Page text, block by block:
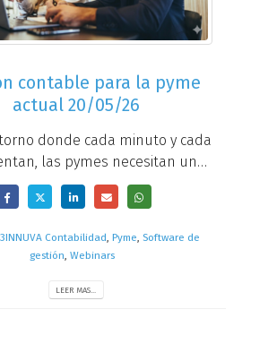
contable para la pyme
actual 20/05/26
donde cada minuto y cada
las pymes necesitan una
más simple, más conectada
de ofrecer información útil al
Contabilidad ,Pyme Software de
gestión ,Webinars
LEER MAS...